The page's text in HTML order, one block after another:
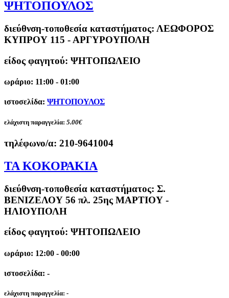
ΨΗΤΟΠΟΥΛΟΣ
διεύθνση-τοποθεσία καταστήματος: ΛΕΩΦΟΡΟΣ
ΚΥΠΡΟΥ 115 - ΑΡΓΥΡΟΥΠΟΛΗ
είδος φαγητού: ΨΗΤΟΠΩΛΕΙΟ
ωράριο: 11:00 - 01:00
ιστοσελίδα: ΨΗΤΟΠΟΥΛΟΣ
ελάχιστη παραγγελία: 5.00€
τηλέφωνο/α: 210-9641004
ΤΑ ΚΟΚΟΡΑΚΙΑ
διεύθνση-τοποθεσία καταστήματος: Σ.
ΒΕΝΙΖΕΛΟΥ 56 πλ. 25ης ΜΑΡΤΙΟΥ -
ΗΛΙΟΥΠΟΛΗ
είδος φαγητού: ΨΗΤΟΠΩΛΕΙΟ
ωράριο: 12:00 - 00:00
ιστοσελίδα: -
ελάχιστη παραγγελία: -